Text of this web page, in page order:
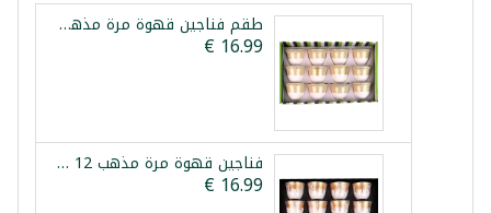
طقم فناجين قهوة مرة مذهب 12 فنجان
فناجين قهوة مرة مذهب 12 فنجان